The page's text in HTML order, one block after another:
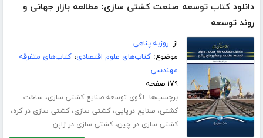
دانلود کتاب توسعه صنعت کشتی سازی: مطالعه بازار جهانی و
روند توسعه
از:روزبه پناهی
موضوع:کتاب‌های علوم اقتصادی،کتاب‌های متفرقه
مهندسی
۱۷۹ صفحه
برچسب‌ها: لگوی توسعه صنایع کشتی‏ سازی، ساخت
کشتی،صنایع دریایی،کشتی سازی،کشتی سازی در کره،
کشتی سازی در چین،کشتی سازی در ژاپن